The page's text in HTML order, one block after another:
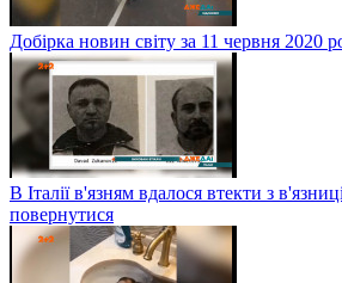
Добірка новин світу за 11 червня 2020
В Італії в'язням вдалося втекти з
повернутися